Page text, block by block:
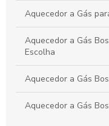
Aquecedor a Gás
Aquecedor a Gás
Escolha
Aquecedor a Gás
Aquecedor a Gás